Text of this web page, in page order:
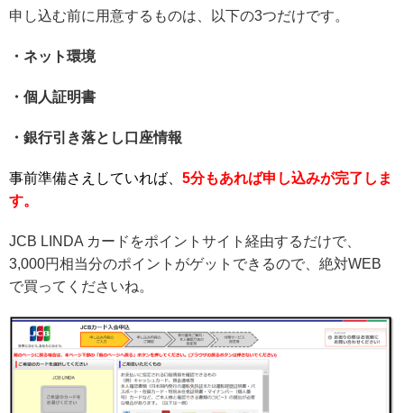
申し込む前に用意するものは、以下の3つだけです。
・ネット環境
・個人証明書
・銀行引き落とし口座情報
事前準備さえしていれば、 5分もあれば申し込みが完了しま
す。
JCB LINDA カードをポイントサイト経由するだけで、
3,000円相当分のポイントがゲットできるので、絶対WEB
で買ってくださいね。